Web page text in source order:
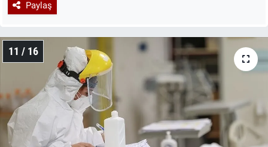
Paylaş
11 / 16